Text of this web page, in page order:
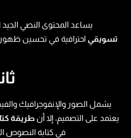
يساعد المحتوى النصي
تسويقي​ احترافية في تحسين ظهور
يشمل الصور والإنفوجرافيك
يعتمد على التصميم، إلا أن طريقة
في كتابة النصوص